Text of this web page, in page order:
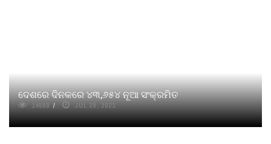
ଦେଶରେ ଦିନକରେ ୪୩,୬୫୪ ନୂଆ ସଂକ୍ରମିତ
14568 JUL 28, 2021